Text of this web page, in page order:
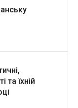
та їхній